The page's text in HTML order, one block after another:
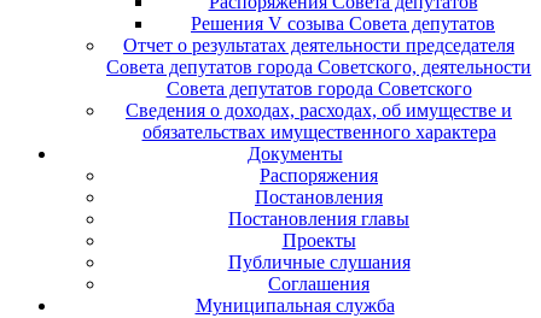
Решения V созыва Совета депутатов
Отчет о результатах деятельности председателя
Совета депутатов города Советского, деятельности
Совета депутатов города Советского
Сведения о доходах, расходах, об имуществе и
обязательствах имущественного характера
Документы
Распоряжения
Постановления
Постановления главы
Проекты
Публичные слушания
Соглашения
Муниципальная служба